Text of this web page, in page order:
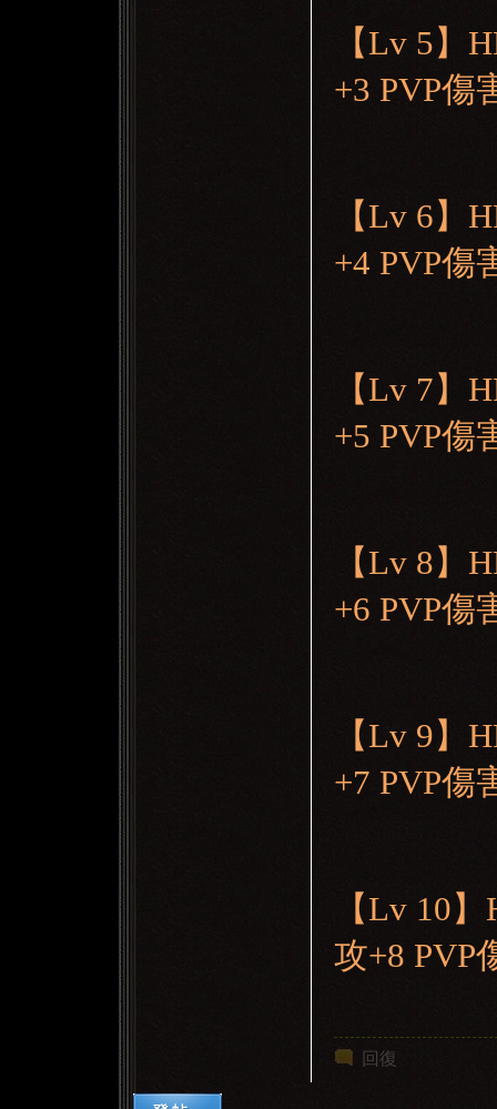
【Lv 5】
+3 PVP傷
【Lv 6】
+4 PVP傷
【Lv 7】
+5 PVP傷
【Lv 8】
+6 PVP傷
【Lv 9】
+7 PVP傷
【Lv 10
攻+8 PVP
回復